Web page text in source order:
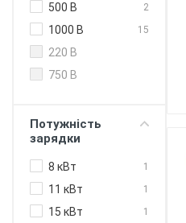
Olink
EU Etrel
Technology
500 В 2
1000 В 15
220 В
750 В
Потужність
зарядки
8 кВт 1
11 кВт 1
15 кВт 1